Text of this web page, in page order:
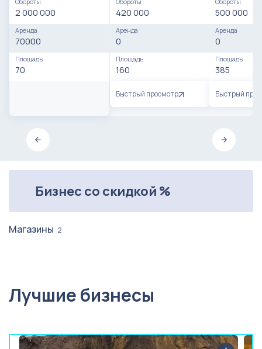
2 000 000
Аренда
70000
Площадь
70
420 000
Аренда
0
Площадь
160
Быстрый просмотр
500 000
Аренда
0
Площадь
385
Быстрый
Бизнес со скидкой %
Магазины 2
Лучшие бизнесы